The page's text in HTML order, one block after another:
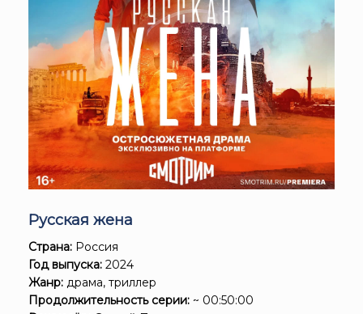
Русская жена
Страна: Россия
Год выпуска: 2024
Жанр: драма, триллер
Продолжительность серии: ~ 00:50:00